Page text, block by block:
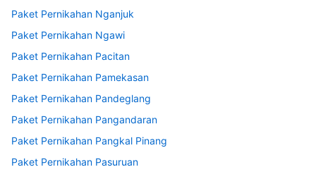
Paket Pernikahan Nganjuk
Paket Pernikahan Ngawi
Paket Pernikahan Pacitan
Paket Pernikahan Pamekasan
Paket Pernikahan Pandeglang
Paket Pernikahan Pangandaran
Paket Pernikahan Pangkal Pinang
Paket Pernikahan Pasuruan